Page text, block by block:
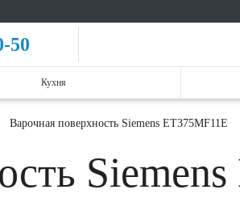
50
Кухня
Варочная поверхность Siemens ET375MF11E